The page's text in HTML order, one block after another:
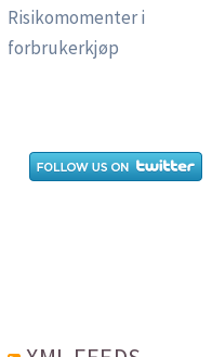
Risikomomenter i
forbrukerkjøp